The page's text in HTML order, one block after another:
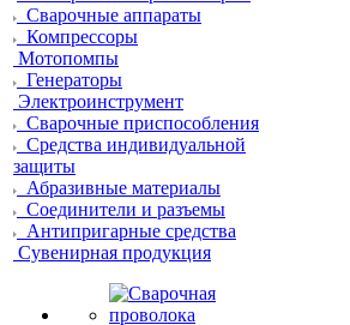
Сварочные аппараты
Компрессоры
Мотопомпы
Генераторы
Электроинструмент
Сварочные приспособления
Средства индивидуальной
защиты
Абразивные материалы
Соединители и разъемы
Антипригарные средства
Сувенирная продукция